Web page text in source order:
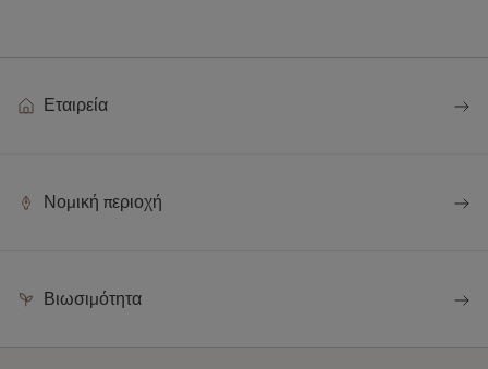
Εταιρεία
Νομική περιοχή
Βιωσιμότητα